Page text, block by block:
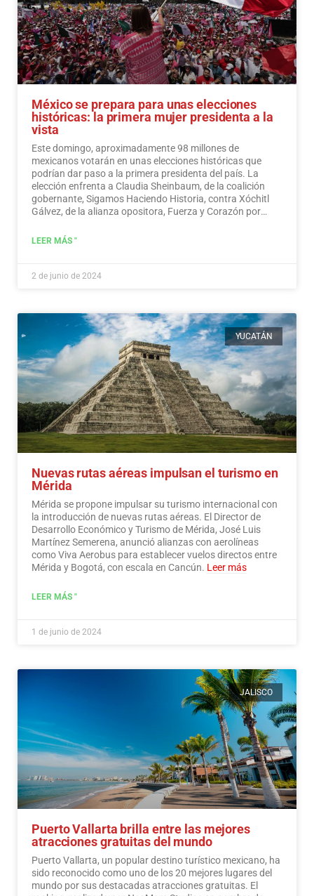
México se prepara para unas elecciones
históricas: la primera mujer presidenta a la
vista
Este domingo, aproximadamente 98 millones de
mexicanos votarán en unas elecciones históricas que
podrían dar paso a la primera presidenta del país. La
elección enfrenta a Claudia Sheinbaum, de la coalición
gobernante, Sigamos Haciendo Historia, contra Xóchitl
Gálvez, de la alianza opositora, Fuerza y Corazón por
Ciudadano, también en la contienda.
LEER MÁS "
2 de junio de 2024
YUCATÁN
Nuevas rutas aéreas impulsan el turismo en
Mérida
Mérida se propone impulsar su turismo internacional con
la introducción de nuevas rutas aéreas. El Director de
Desarrollo Económico y Turismo de Mérida, José Luis
Martínez Semerena, anunció alianzas con aerolíneas
como Viva Aerobus para establecer vuelos directos entre
Mérida y Bogotá, con escala en Cancún. Leer más
LEER MÁS "
1 de junio de 2024
JALISCO
Puerto Vallarta brilla entre las mejores
atracciones gratuitas del mundo
Puerto Vallarta, un popular destino turístico mexicano, ha
sido reconocido como uno de los 20 mejores lugares del
mundo por sus destacadas atracciones gratuitas. El